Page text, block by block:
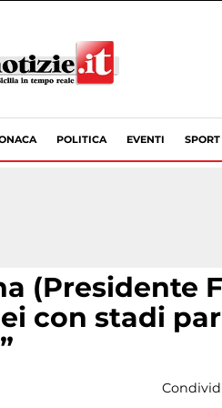
POLITICA EVENTI SPORT
(Presidente
con stadi